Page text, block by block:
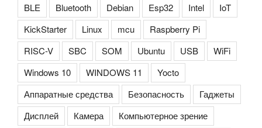
BLE
Bluetooth Debian Esp32 Intel
IoT
KickStarter
Linux mcu
Raspberry Pi
RISC-V
SBC SOM Ubuntu USB
WiFi
Windows 10
WINDOWS 11
Yocto
Аппаратные средства
Безопасность
Гаджеты
Дисплей
Камера
Компьютерное зрение